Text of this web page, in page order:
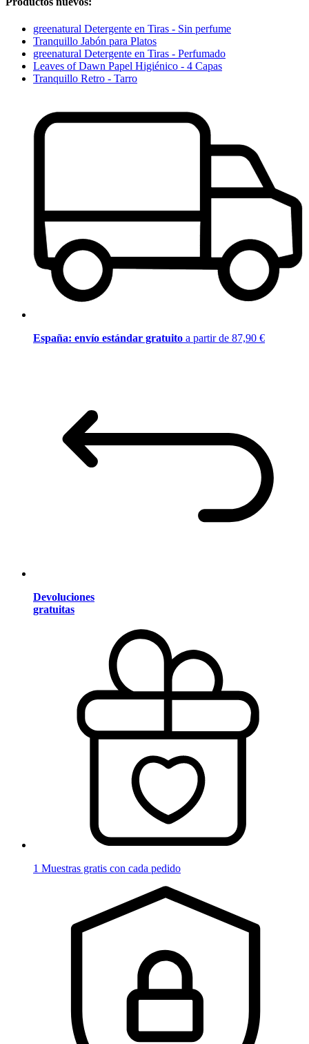
greenatural Detergente en Tiras - Sin perfume
Tranquillo Jabón para Platos
greenatural Detergente en Tiras - Perfumado
Leaves of Dawn Papel Higiénico - 4 Capas
Tranquillo Retro - Tarro
España: envío estándar gratuito a partir de 87,90 €
Devoluciones
gratuitas
1 Muestras gratis con cada pedido